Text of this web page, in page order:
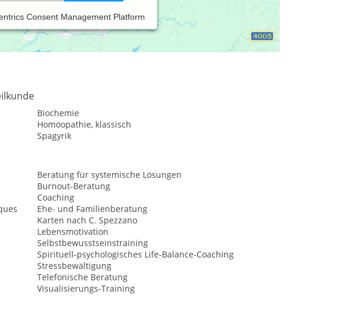
Consent Management Platform
Biochemie
Homöopathie, klassisch
Spagyrik
Beratung für systemische Lösungen
Burnout-Beratung
Coaching
Ehe- und Familienberatung
Karten nach C. Spezzano
Lebensmotivation
Selbstbewusstseinstraining
Spirituell-psychologisches Life-Balance-Coaching
Stressbewältigung
Telefonische Beratung
Visualisierungs-Training